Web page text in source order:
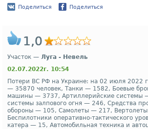
Поделиться Поделиться
1,0
Участок — Луга - Невель
02.07.2022г. 10:54
Потери ВС РФ на Украине: на 02 июля 2022
— 35870 человек, Танки — 1582, Боевые
машины — 3737, Артиллерийские системы
системы залпового огня — 246, Средства
обороны — 105, Самолеты — 217,
Беспилотники оперативно-тактического
катера — 15, Автомобильная техника и